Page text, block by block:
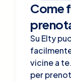
Come
Su Elty
vicine a
per